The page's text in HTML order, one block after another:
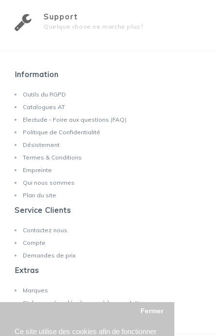
Ce site utilise des cookies afin de fonctionner
Fermer
Support
Quelque chose ne marche plus?
Information
Outils du RGPD
Catalogues AT
Electude - Foire aux questions (FAQ)
Politique de Confidentialité
Désistement
Termes & Conditions
Empreinte
Qui nous sommes
Plan du site
Service Clients
Contactez nous
Compte
Demandes de prix
Extras
Marques
S'abonner / se désabonner à la newsletter